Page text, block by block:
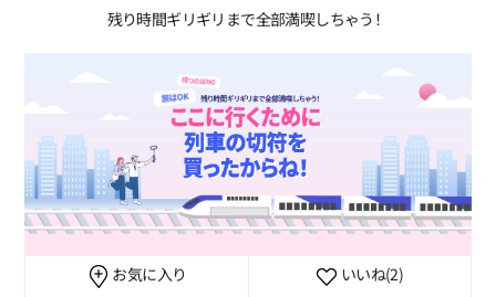
残り時間ギリギリまで全部満喫しちゃう！
お気に入り いいね(2)